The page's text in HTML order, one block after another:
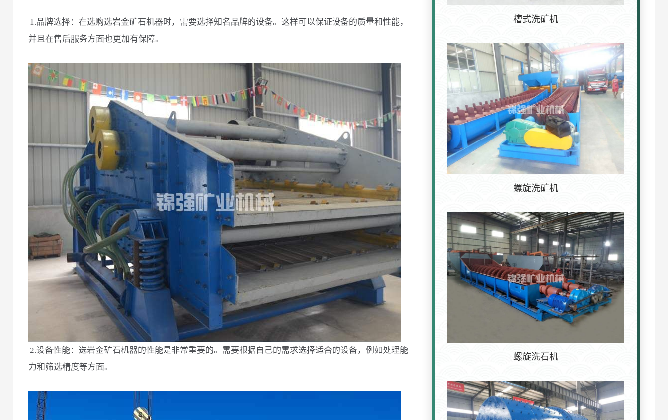
1.品牌选择：在选购选岩金矿石机器时，需要选择知名品牌的设备。这样可以保证设备的质量和性能，
并且在售后服务方面也更加有保障。
2.设备性能：选岩金矿石机器的性能是非常重要的。需要根据自己的需求选择适合的设备，例如处理能
力和筛选精度等方面。
槽式洗矿机
螺旋洗矿机
螺旋洗石机